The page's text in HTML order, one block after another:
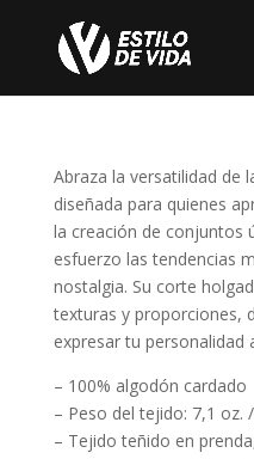
Abraza la versatilidad de
diseñada para quienes
la creación de conjuntos
esfuerzo las tendencias
nostalgia. Su corte
texturas y proporciones,
expresar tu personalidad
– 100% algodón cardado
– Peso del tejido: 7,1 oz.
– Tejido teñido en